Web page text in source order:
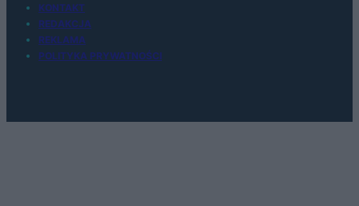
KONTAKT
REDAKCJA
REKLAMA
POLITYKA PRYWATNOŚCI